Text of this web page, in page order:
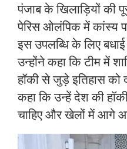
पंजाब के खिलाड़ियों की
पेरिस ओलंपिक में कांस्य
इस उपलब्धि के लिए
उन्होंने कहा कि टीम में
हॉकी से जुड़े इतिहास को
कहा कि उन्हें देश की
चाहिए और खेलों में आगे